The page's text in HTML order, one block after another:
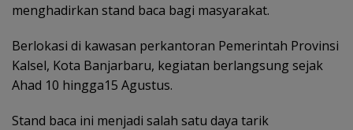
menghadirkan stand baca bagi masyarakat.
Berlokasi di kawasan perkantoran Pemerintah Provinsi
Kalsel, Kota Banjarbaru, kegiatan berlangsung sejak
Ahad 10 hingga15 Agustus.
Stand baca ini menjadi salah satu daya tarik